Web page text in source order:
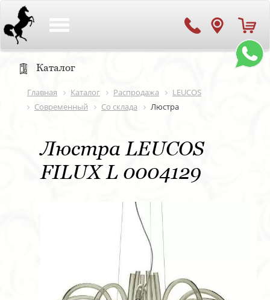
Каталог
Главная Каталог Распродажа
LEUCOS
Современный
Со склада Люстра
Люстра LEUCOS
FILUX L 0004129